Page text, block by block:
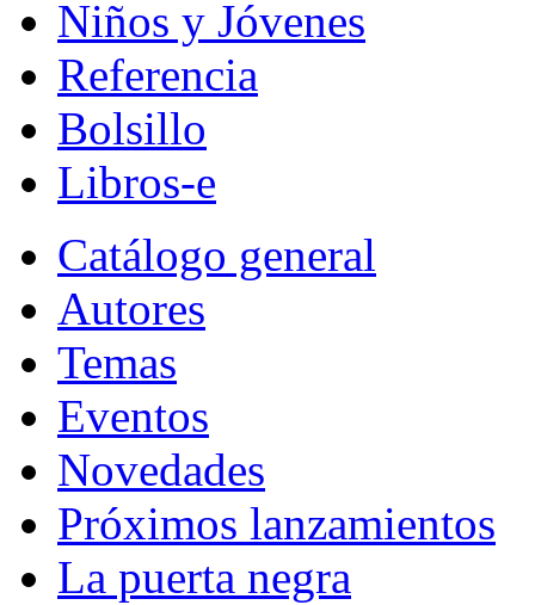
Niños y Jóvenes
Referencia
Bolsillo
Libros-e
Catálogo general
Autores
Temas
Eventos
Novedades
Próximos lanzamientos
La puerta negra